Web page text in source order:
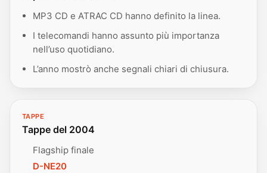
MP3 CD e ATRAC CD hanno definito la linea.
I telecomandi hanno assunto più importanza
nell’uso quotidiano.
L’anno mostrò anche segnali chiari di chiusura.
TAPPE
Tappe del 2004
Flagship finale
D-NE20